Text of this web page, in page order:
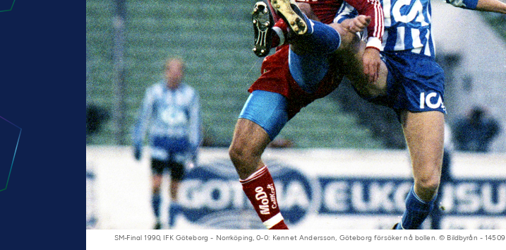
SM-Final 1990, IFK Göteborg - Norrköping, 0-0: Kennet Andersson, Göteborg försöker nå bollen. © Bildbyrån - 14509